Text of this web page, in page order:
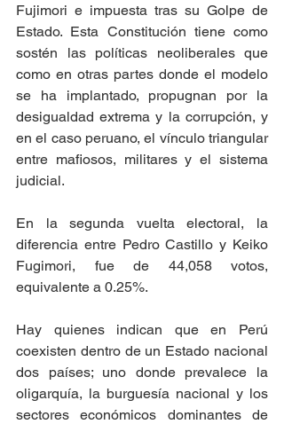
Fujimori e impuesta tras su Golpe de
Estado. Esta Constitución tiene como
sostén las políticas neoliberales que
como en otras partes donde el modelo
se ha implantado, propugnan por la
desigualdad extrema y la corrupción, y
en el caso peruano, el vínculo triangular
entre mafiosos, militares y el sistema
judicial.
En la segunda vuelta electoral, la
diferencia entre Pedro Castillo y Keiko
Fugimori, fue de 44,058 votos,
equivalente a 0.25%.
Hay quienes indican que en Perú
coexisten dentro de un Estado nacional
dos países; uno donde prevalece la
oligarquía, la burguesía nacional y los
sectores económicos dominantes de